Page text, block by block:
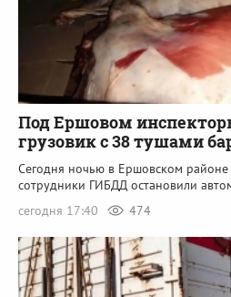
Под Ершовом
грузовик с 38 тушами
Сегодня ночью в Ершовском районе
сотрудники ГИБДД остановили
сегодня 17:40
474